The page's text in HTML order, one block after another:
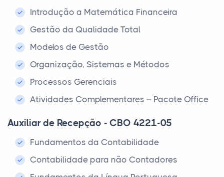
Introdução a Matemática Financeira
Gestão da Qualidade Total
Modelos de Gestão
Organização, Sistemas e Métodos
Processos Gerenciais
Atividades Complementares – Pacote Office
Auxiliar de Recepção - CBO 4221-05
Fundamentos da Contabilidade
Contabilidade para não Contadores